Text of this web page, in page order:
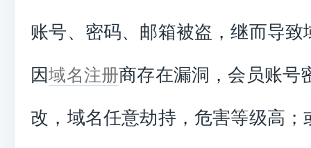
账号、密码、邮箱被盗，继而导致
因域名注册商存在漏洞，会员账号
改，域名任意劫持，危害等级高；